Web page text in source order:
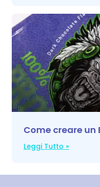
Come creare
Leggi Tutto »